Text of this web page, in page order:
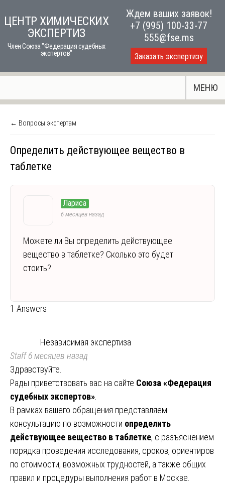
toЦЕНТР ХИМИЧЕСКИХ
ЭКСПЕРТИЗ
Член Союза "Федерация судебных
экспертов"
Ждем ваших заявок!
+7 (995) 100-33-77
555@fse.ms
Заказать экспертизу
МЕНЮ
← Вопросы экспертам
Определить действующее вещество в
таблетке
Лариса
6 месяцев назад
Можете ли Вы определить действующее
вещество в таблетке? Сколько это будет
стоить?
1 Answers
Независимая экспертиза
Staff6 месяцев назад
Здравствуйте.
Рады приветствовать вас на сайте Союза «Федерация
судебных экспертов»
В рамках вашего обращения представляем
консультацию по возможности определить
действующее вещество в таблетке, с разъяснением
порядка проведения исследования, сроков, ориентиров
по стоимости, возможных трудностей, а также общих
правил и процедуры выполнения работ в Москве.